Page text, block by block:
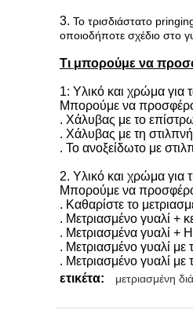
3. Το τρισδιάστατο
οποιοδήποτε σχέδιο στο
Τι μπορούμε να
1: Υλικό και χρώμα για
Μπορούμε να
. Χάλυβας με το
. Χάλυβας με τη
. Το ανοξείδωτο με
2. Υλικό και χρώμα για
Μπορούμε να
. Καθαρίστε το
. Μετριασμένο γυαλί +
. Μετριασμένα γυαλί +
. Μετριασμένο γυαλί με
. Μετριασμένο γυαλί
ετικέτα:
μετριασμένη